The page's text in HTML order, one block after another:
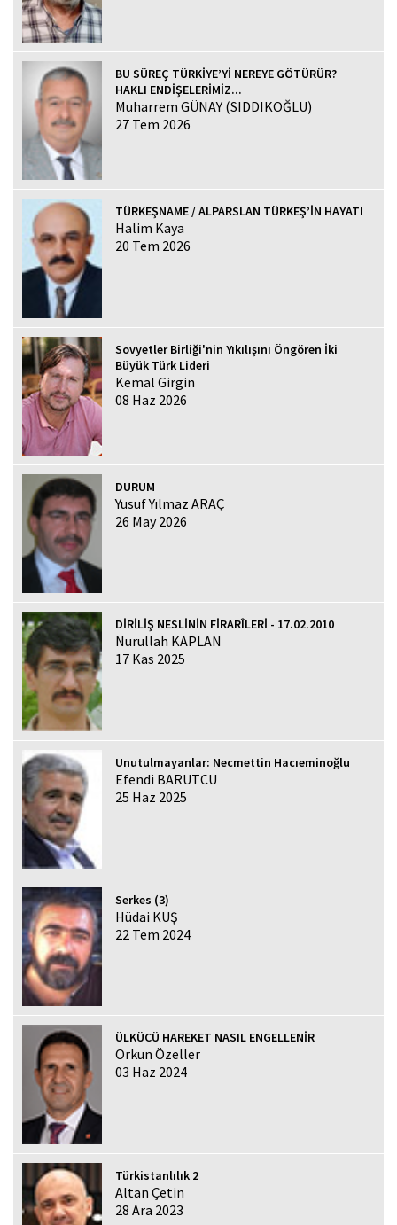
BU SÜREÇ TÜRKİYE’Yİ NEREYE GÖTÜRÜR?
HAKLI ENDİŞELERİMİZ...
Muharrem GÜNAY (SIDDIKOĞLU)
27 Tem 2026
TÜRKEŞNAME / ALPARSLAN TÜRKEŞ’İN HAYATI
Halim Kaya
20 Tem 2026
Sovyetler Birliği'nin Yıkılışını Öngören İki
Büyük Türk Lideri
Kemal Girgin
08 Haz 2026
DURUM
Yusuf Yılmaz ARAÇ
26 May 2026
DİRİLİŞ NESLİNİN FİRARÎLERİ - 17.02.2010
Nurullah KAPLAN
17 Kas 2025
Unutulmayanlar: Necmettin Hacıeminoğlu
Efendi BARUTCU
25 Haz 2025
Serkes (3)
Hüdai KUŞ
22 Tem 2024
ÜLKÜCÜ HAREKET NASIL ENGELLENİR
Orkun Özeller
03 Haz 2024
Türkistanlılık 2
Altan Çetin
28 Ara 2023